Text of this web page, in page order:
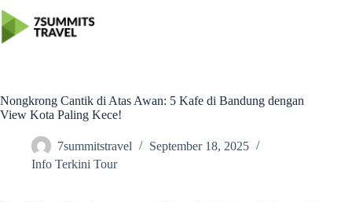
to
content
Nongkrong Cantik di Atas Awan: 5 Kafe di Bandung dengan
View Kota Paling Kece!
7summitstravel
September 18, 2025
Info Terkini Tour